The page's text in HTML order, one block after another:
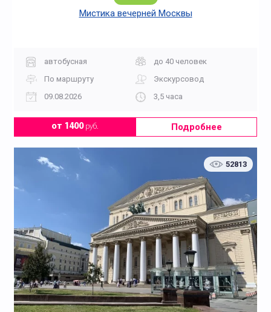
Мистика вечерней Москвы
автобусная
до 40 человек
По маршруту
Экскурсовод
09.08.2026
3,5 часа
от 1400руб. Подробнее
52813